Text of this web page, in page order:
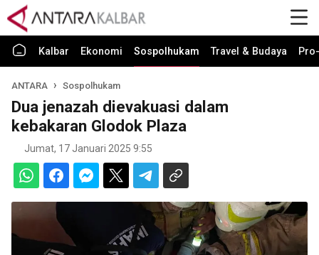
Kalbar Ekonomi Sospolhukam Travel & Budaya
ANTARA Sospolhukam
Dua jenazah dievakuasi dalam
kebakaran Glodok Plaza
Jumat, 17 Januari 2025 9:55